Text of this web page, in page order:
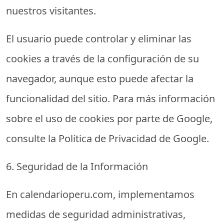
nuestros visitantes.
El usuario puede controlar y eliminar las
cookies a través de la configuración de su
navegador, aunque esto puede afectar la
funcionalidad del sitio. Para más información
sobre el uso de cookies por parte de Google,
consulte la Política de Privacidad de Google.
6. Seguridad de la Información
En calendarioperu.com, implementamos
medidas de seguridad administrativas,